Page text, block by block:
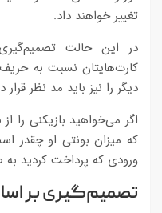
تغییر خواهند داد.
در این حالت
کارت‌هایتان نسبت به
دیگر را نیز باید مد نظر قرار
اگر می‌خواهید بازیکنی را
که میزان بونتی او چقدر
ورودی که پرداخت کردید
تصمیم‌گیری بر